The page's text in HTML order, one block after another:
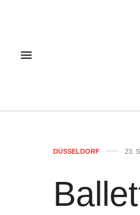
DÜSSELDORF 23.